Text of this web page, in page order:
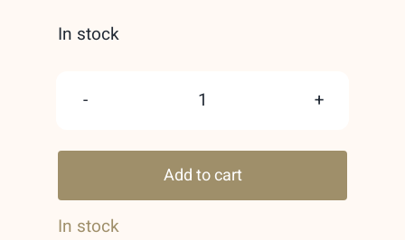
In stock
Opulent
Oud
Lattafa
Perfumes
Add to cart
In stock